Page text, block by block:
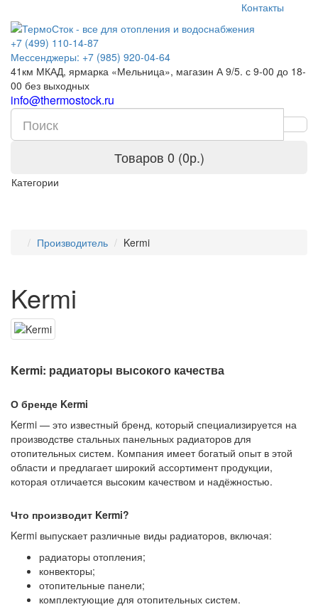
Контакты
+7 (499) 110-14-87
Мессенджеры: +7 (985) 920-04-64
41км МКАД, ярмарка «Мельница», магазин А 9/5. с 9-00 до 18-
00 без выходных
info@thermostock.ru
Товаров 0 (0р.)
Категории
Производитель Kermi
Kermi
Kermi: радиаторы высокого качества
О бренде Kermi
Kermi — это известный бренд, который специализируется на
производстве стальных панельных радиаторов для
отопительных систем. Компания имеет богатый опыт в этой
области и предлагает широкий ассортимент продукции,
которая отличается высоким качеством и надёжностью.
Что производит Kermi?
Kermi выпускает различные виды радиаторов, включая:
радиаторы отопления;
конвекторы;
отопительные панели;
комплектующие для отопительных систем.